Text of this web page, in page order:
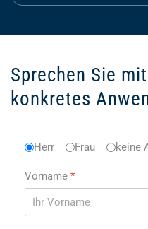
Sprechen Sie
konkretes
Anrede*
Herr Frau keine
Vorname *